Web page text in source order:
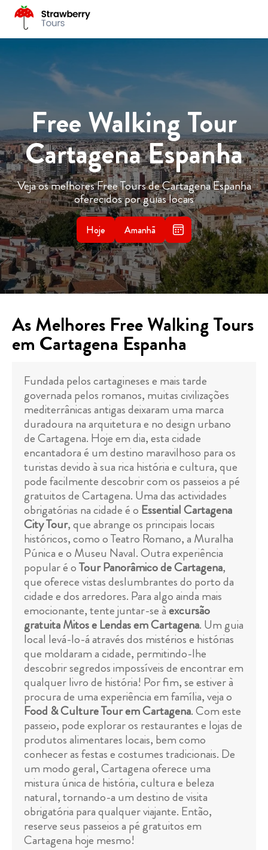
Free Walking Tour
Cartagena Espanha
Veja os melhores Free Tours de Cartagena Espanha
oferecidos por guias locais
Hoje Amanhã
As Melhores Free Walking Tours
em Cartagena Espanha
Fundada pelos cartagineses e mais tarde
governada pelos romanos, muitas civilizações
mediterrânicas antigas deixaram uma marca
duradoura na arquitetura e no design urbano
de Cartagena. Hoje em dia, esta cidade
encantadora é um destino maravilhoso para os
turistas devido à sua rica história e cultura, que
pode facilmente descobrir com os passeios a pé
gratuitos de Cartagena. Uma das actividades
obrigatórias na cidade é o Essential Cartagena
City Tour, que abrange os principais locais
históricos, como o Teatro Romano, a Muralha
Púnica e o Museu Naval. Outra experiência
popular é oTour Panorâmico de Cartagena,
que oferece vistas deslumbrantes do porto da
cidade e dos arredores. Para algo ainda mais
emocionante, tente juntar-se àexcursão
gratuita Mitos e Lendas em Cartagena. Um guia
local levá-lo-á através dos mistérios e histórias
que moldaram a cidade, permitindo-lhe
descobrir segredos impossíveis de encontrar em
qualquer livro de história! Por fim, se estiver à
procura de uma experiência em família, veja o
Food & Culture Tour em Cartagena. Com este
passeio, pode explorar os restaurantes e lojas de
produtos alimentares locais, bem como
conhecer as festas e costumes tradicionais. De
um modo geral, Cartagena oferece uma
mistura única de história, cultura e beleza
natural, tornando-a um destino de visita
obrigatória para qualquer viajante. Então,
reserve seus passeios a pé gratuitos em
Cartagena hoje mesmo!